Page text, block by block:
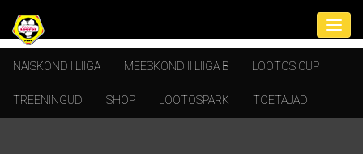
NAISKOND I LIIGA MEESKOND II LIIGA B LOOTOS CUP
TREENINGUD SHOP LOOTOSPARK TOETAJAD